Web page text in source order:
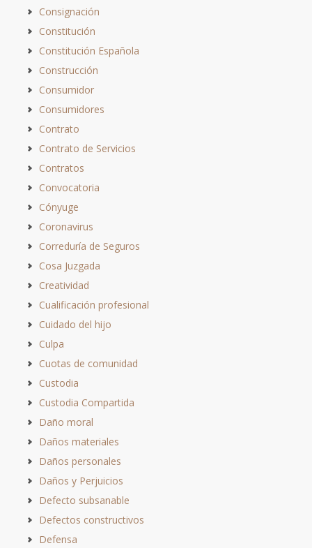
Consignación
Constitución
Constitución Española
Construcción
Consumidor
Consumidores
Contrato
Contrato de Servicios
Contratos
Convocatoria
Cónyuge
Coronavirus
Correduría de Seguros
Cosa Juzgada
Creatividad
Cualificación profesional
Cuidado del hijo
Culpa
Cuotas de comunidad
Custodia
Custodia Compartida
Daño moral
Daños materiales
Daños personales
Daños y Perjuicios
Defecto subsanable
Defectos constructivos
Defensa